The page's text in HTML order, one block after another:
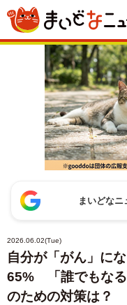
まいどな
2026.06.02(Tue)
自分が「がん」に
65% 「誰でもなる
のための対策は？